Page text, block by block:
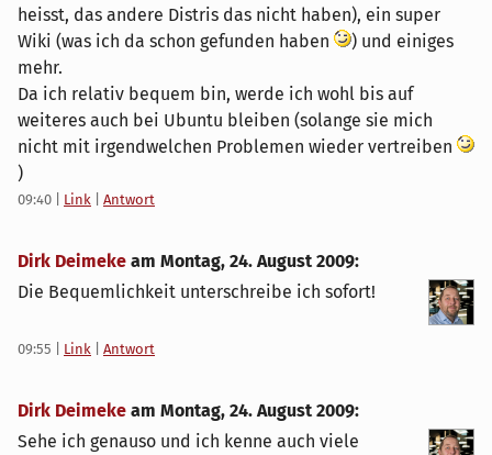
heisst, das andere Distris das nicht haben), ein super
Wiki (was ich da schon gefunden haben
) und einiges
mehr.
Da ich relativ bequem bin, werde ich wohl bis auf
weiteres auch bei Ubuntu bleiben (solange sie mich
nicht mit irgendwelchen Problemen wieder vertreiben
)
09:40 Link Antwort
Dirk Deimeke am Montag, 24. August 2009:
Die Bequemlichkeit unterschreibe ich sofort!
09:55 Link Antwort
Dirk Deimeke am Montag, 24. August 2009:
Sehe ich genauso und ich kenne auch viele